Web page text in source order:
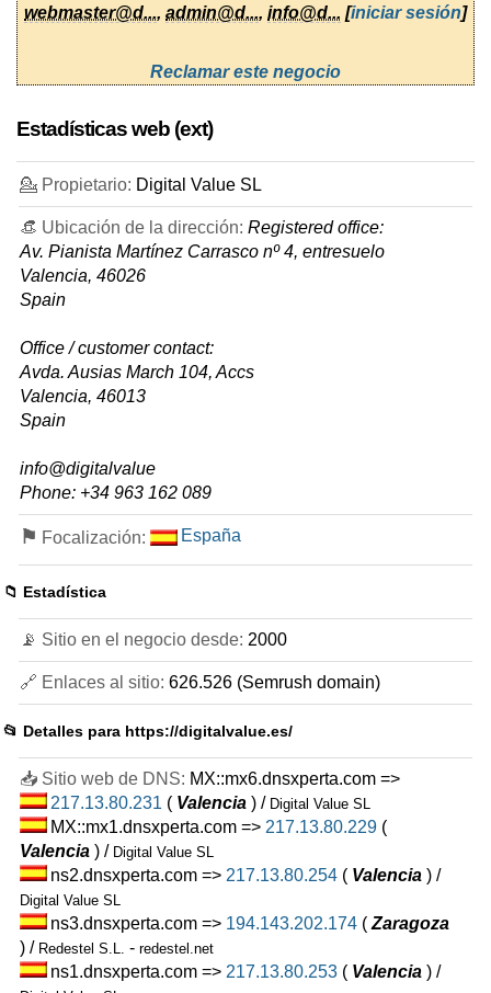
webmaster@d..., admin@d..., info@d... [iniciar sesión]
Reclamar este negocio
Estadísticas web (ext)
💁 Propietario: Digital Value SL
👒 Ubicación de la dirección: Registered office:
Av. Pianista Martínez Carrasco nº 4, entresuelo
Valencia, 46026
Spain
Office / customer contact:
Avda. Ausias March 104, Accs
Valencia, 46013
Spain
info@digitalvalue
Phone: +34 963 162 089
⚑ Focalización: España
📁 Estadística
📡 Sitio en el negocio desde: 2000
🔗 Enlaces al sitio: 626.526 (Semrush domain)
📂 Detalles para https://digitalvalue.es/
📥 Sitio web de DNS: MX::mx6.dnsxperta.com =>
217.13.80.231 ( Valencia ) / Digital Value SL
MX::mx1.dnsxperta.com => 217.13.80.229 (
Valencia ) / Digital Value SL
ns2.dnsxperta.com => 217.13.80.254 ( Valencia ) /
Digital Value SL
ns3.dnsxperta.com => 194.143.202.174 ( Zaragoza
) / Redestel S.L. - redestel.net
ns1.dnsxperta.com => 217.13.80.253 ( Valencia ) /